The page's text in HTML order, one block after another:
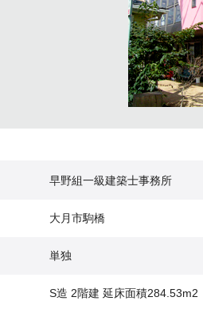
早野組一級建築士事務所
大月市駒橋
単独
S造 2階建 延床面積284.53m2